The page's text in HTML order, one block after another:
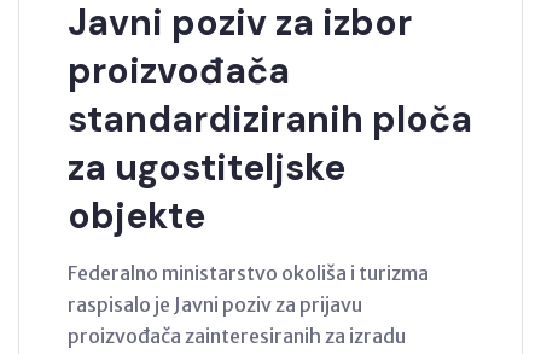
Javni poziv za izbor
proizvođača
standardiziranih ploča
za ugostiteljske
objekte
Federalno ministarstvo okoliša i turizma
raspisalo je Javni poziv za prijavu
proizvođača zainteresiranih za izradu